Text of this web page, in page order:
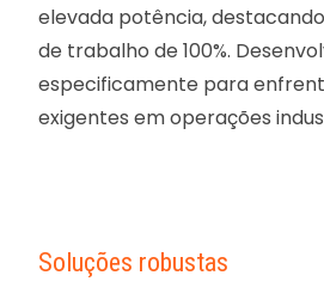
elevada potência,
de trabalho de 100%.
especificamente para
exigentes em operações
Soluções robustas